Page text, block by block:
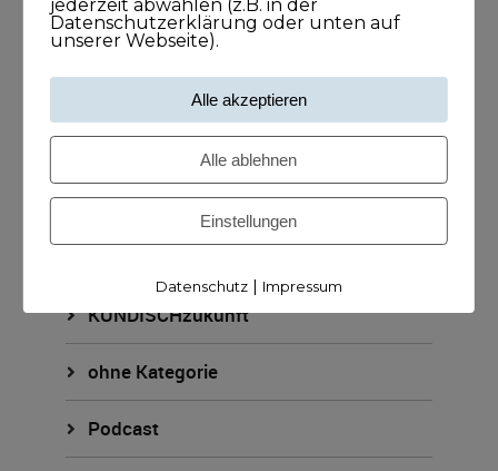
KUNDISCHleben
KUNDISCHpositioniert
KUNDISCHstory
KUNDISCHstrategie
KUNDISCHzukunft
ohne Kategorie
Podcast
jederzeit abwählen (z.B. in der
Datenschutzerklärung oder unten auf
unserer Webseite).
Alle akzeptieren
Alle ablehnen
Einstellungen
Datenschutz| Impressum